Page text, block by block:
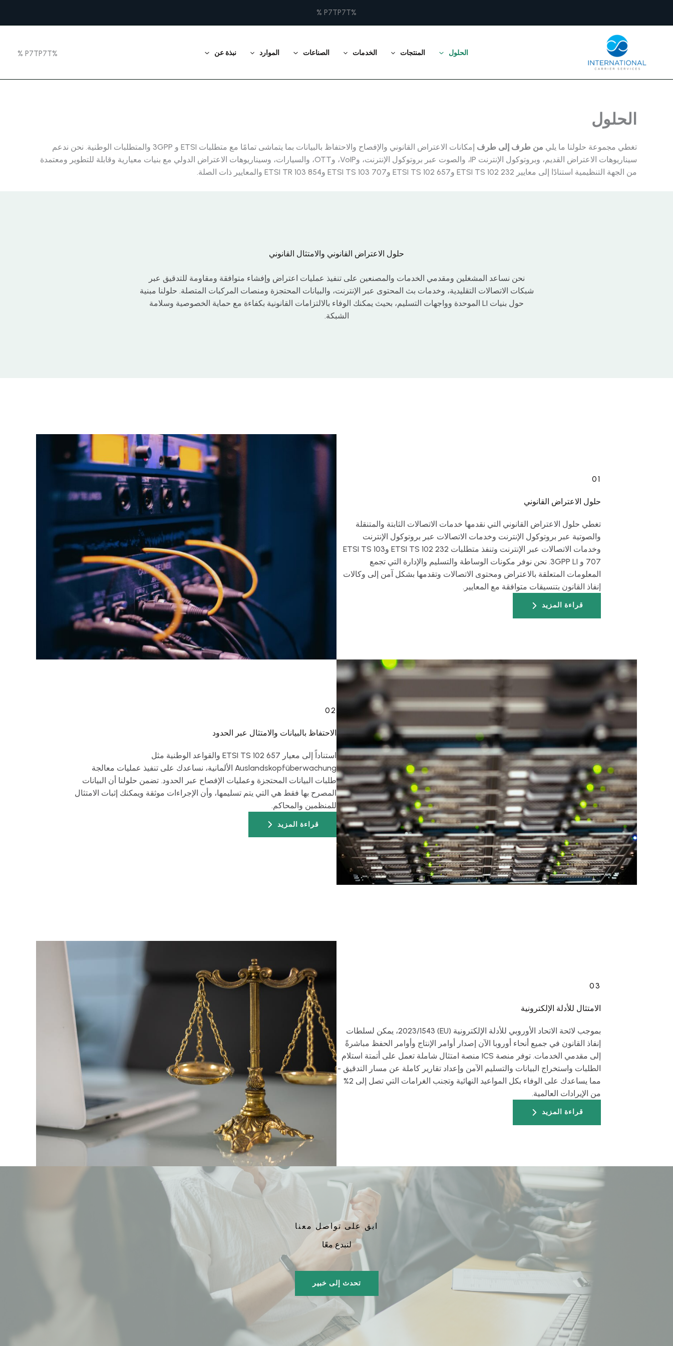
%P7TP7T %
الحلول المنتجات الخدمات الصناعات الموارد نبذة عن %P7TP7T %
الحلول
تغطي مجموعة حلولنا ما يلي من طرف إلى طرف
إمكانات الاعتراض القانوني والإفصاح والاحتفاظ بالبيانات بما يتماشى تمامًا مع متطلبات ETSI و 3GPP والمتطلبات الوطنية. نحن ندعم
سيناريوهات الاعتراض القديم، وبروتوكول الإنترنت IP، والصوت عبر بروتوكول الإنترنت، وVoIP، وOTT، والسيارات، وسيناريوهات الاعتراض الدولي مع بنيات معيارية وقابلة للتطوير ومعتمدة
من الجهة التنظيمية استنادًا إلى معايير ETSI TS 102 232 وETSI TS 102 657 وETSI TS 103 707 وETSI TR 103 854 والمعايير ذات الصلة.
حلول الاعتراض القانوني والامتثال القانوني
نحن نساعد المشغلين ومقدمي الخدمات والمصنعين على تنفيذ عمليات اعتراض وإفشاء متوافقة ومقاومة للتدقيق عبر
شبكات الاتصالات التقليدية، وخدمات بث المحتوى عبر الإنترنت، والبيانات المحتجزة ومنصات المركبات المتصلة. حلولنا مبنية
حول بنيات LI الموحدة وواجهات التسليم، بحيث يمكنك الوفاء بالالتزامات القانونية بكفاءة مع حماية الخصوصية وسلامة
الشبكة.
01
حلول الاعتراض القانوني
تغطي حلول الاعتراض القانوني التي نقدمها خدمات الاتصالات الثابتة والمتنقلة
والصوتية عبر بروتوكول الإنترنت وخدمات الاتصالات عبر بروتوكول الإنترنت
وخدمات الاتصالات عبر الإنترنت وتنفذ متطلبات ETSI TS 102 232 وETSI TS 103
707 و 3GPP LI. نحن نوفر مكونات الوساطة والتسليم والإدارة التي تجمع
المعلومات المتعلقة بالاعتراض ومحتوى الاتصالات وتقدمها بشكل آمن إلى وكالات
إنفاذ القانون بتنسيقات متوافقة مع المعايير.
قراءة المزيد
02
الاحتفاظ بالبيانات والامتثال عبر الحدود
استناداً إلى معيار ETSI TS 102 657 والقواعد الوطنية مثل
Auslandskopfüberwachung الألمانية، نساعدك على تنفيذ عمليات معالجة
طلبات البيانات المحتجزة وعمليات الإفصاح عبر الحدود. تضمن حلولنا أن البيانات
المصرح بها فقط هي التي يتم تسليمها، وأن الإجراءات موثقة ويمكنك إثبات الامتثال
للمنظمين والمحاكم.
قراءة المزيد
03
الامتثال للأدلة الإلكترونية
بموجب لائحة الاتحاد الأوروبي للأدلة الإلكترونية (EU) 2023/1543، يمكن لسلطات
إنفاذ القانون في جميع أنحاء أوروبا الآن إصدار أوامر الإنتاج وأوامر الحفظ مباشرةً
إلى مقدمي الخدمات. توفر منصة ICS منصة امتثال شاملة تعمل على أتمتة استلام
الطلبات واستخراج البيانات والتسليم الآمن وإعداد تقارير كاملة عن مسار التدقيق -
مما يساعدك على الوفاء بكل المواعيد النهائية وتجنب الغرامات التي تصل إلى 2%
من الإيرادات العالمية.
قراءة المزيد
ابق على تواصل معنا
لنبدع معًا
تحدث إلى خبير
Spanish
Russian
Italian
Japanese
Korean
Portuguese
Chinese